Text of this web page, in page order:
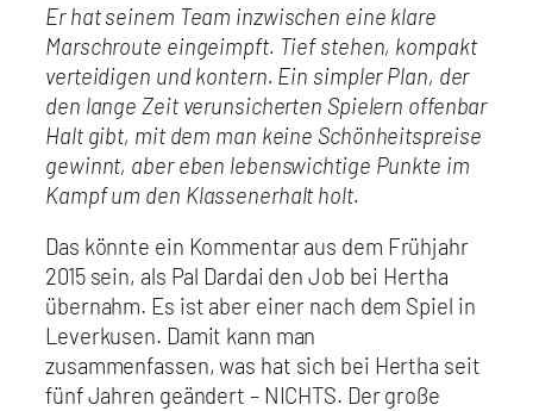
Er hat seinem Team inzwischen eine klare
Marschroute eingeimpft. Tief stehen, kompakt
verteidigen und kontern. Ein simpler Plan, der
den lange Zeit verunsicherten Spielern offenbar
Halt gibt, mit dem man keine Schönheitspreise
gewinnt, aber eben lebenswichtige Punkte im
Kampf um den Klassenerhalt holt.
Das könnte ein Kommentar aus dem Frühjahr
2015 sein, als Pal Dardai den Job bei Hertha
übernahm. Es ist aber einer nach dem Spiel in
Leverkusen. Damit kann man
zusammenfassen, was hat sich bei Hertha seit
fünf Jahren geändert – NICHTS. Der große